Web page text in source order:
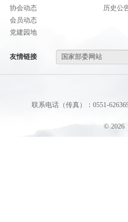
协会动态
会员动态
党建园地
历史公
友情链接
联系电话（传真）：0551-
© 2026